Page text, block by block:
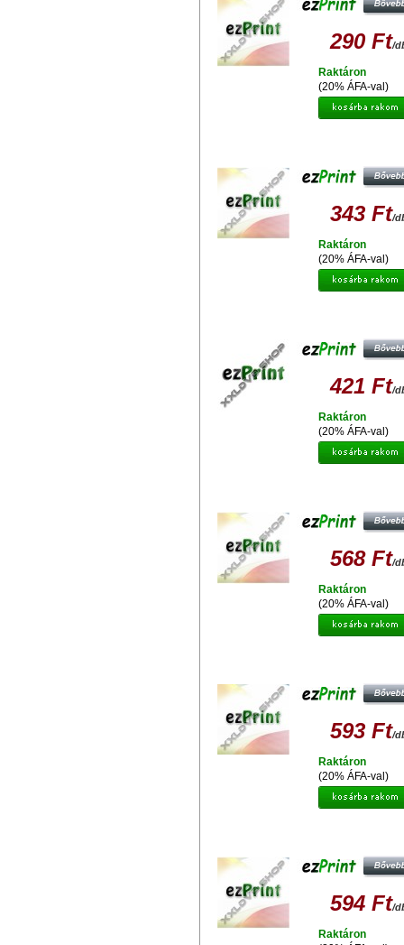
290 Ft/
(20% ÁFA-val)
Raktáron
343 Ft/
(20% ÁFA-val)
Raktáron
421 Ft/
(20% ÁFA-val)
Raktáron
568 Ft/
(20% ÁFA-val)
Raktáron
593 Ft/
(20% ÁFA-val)
Raktáron
594 Ft/
Raktáron